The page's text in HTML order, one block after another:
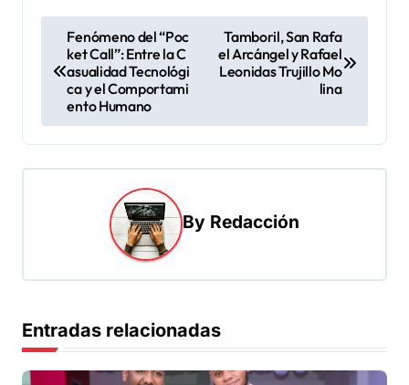
e
g
d
e
Fenómeno del “Poc
ket Call”: Entre la C
asualidad Tecnológi
ca y el Comportami
ento Humano
Tamboril, San Rafa
el Arcángel y Rafael
Leonidas Trujillo Mo
lina
By Redacción
Entradas relacionadas